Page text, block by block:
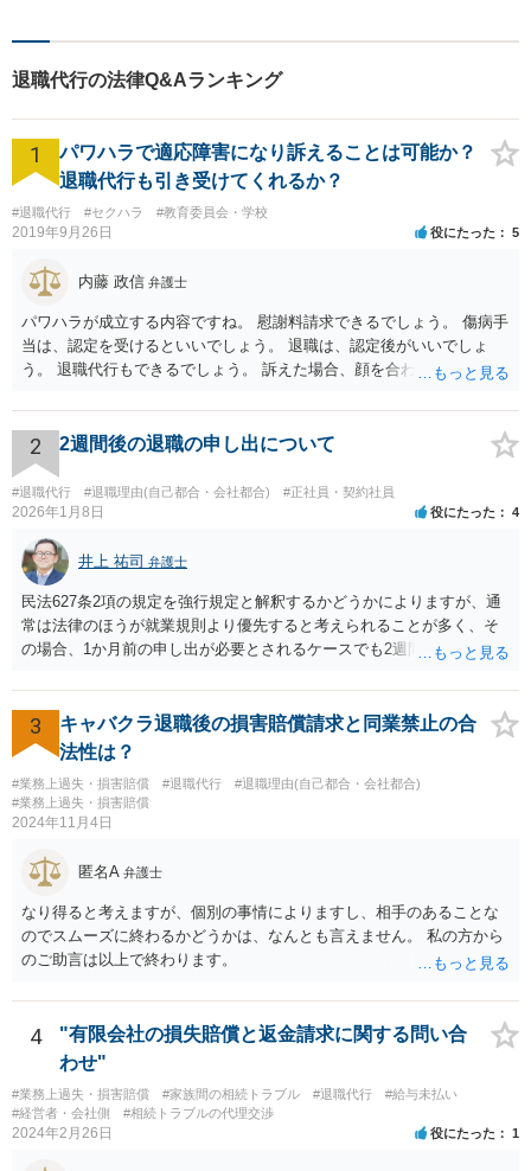
ることはございません。元警
察官の経験を活かした交通事
故事案対応もいたします。
退職代行の法律Q&Aランキング
1
パワハラで適応障害になり訴えることは可能か？
退職代行も引き受けてくれるか？
#退職代行 #セクハラ #教育委員会・学校
2019年9月26日 役にたった 5
内藤 政信 弁護士
パワハラが成立する内容ですね。 慰謝料請求できるでしょう。 傷病手
当は、認定を受けるといいでしょう。 退職は、認定後がいいでしょ
う。 退職代行もできるでしょう。 訴えた場合、顔を合わすことは、あ
れは 減じて来るでしょう。
2 2週間後の退職の申し出について
#退職代行 #退職理由(自己都合・会社都合) #正社員・契約社員
2026年1月8日 役にたった 4
井上 祐司 弁護士
民法627条2項の規定を強行規定と解釈するかどうかによりますが、通
常は法律のほうが就業規則より優先すると考えられることが多く、そ
の場合、1か月前の申し出が必要とされるケースでも2週間前の退職予
申し出は世間のあらゆる業種で広く採用されたルールであり、それ自
体が不合理と判断されるようなものではないため、就業規則・退職金
規程において「正当な理由なく会社の承認を得ずに退職した場合や引
継ぎを行わずに退職した場合に退職金を減額ないし不支給とする」旨
の条項が設けられている場合、その制約を受けることは考えられま
す。
3
キャバクラ退職後の損害賠償請求と同業禁止の合
法性は？
#業務上過失・損害賠償 #退職代行
#退職理由(自己都合・会社都合)
#業務上過失・損害賠償
2024年11月4日
匿名A 弁護士
なり得ると考えますが、個別の事情によりますし、相手のあることな
のでスムーズに終わるかどうかは、なんとも言えません。 私の方から
のご助言は以上で終わります。
4
"有限会社の損失賠償と返金請求に関する問い合
わせ"
#業務上過失・損害賠償 #家族間の相続トラブル #退職代行
#給与未払い
#経営者・会社側
#相続トラブルの代理交渉
2024年2月26日 役にたった 1